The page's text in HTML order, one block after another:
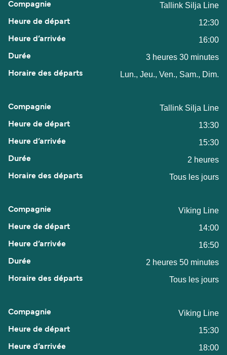
Tallink Silja Line
12:30
16:00
3 heures 30 minutes
Lun., Jeu., Ven., Sam., Dim.
Tallink Silja Line
13:30
15:30
2 heures
Tous les jours
Viking Line
14:00
16:50
2 heures 50 minutes
Tous les jours
Viking Line
15:30
18:00